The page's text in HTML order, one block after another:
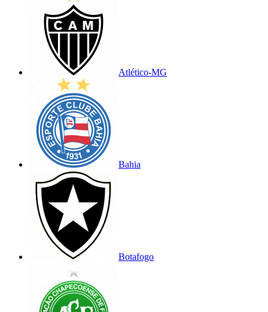
Atlético-MG
Bahia
Botafogo